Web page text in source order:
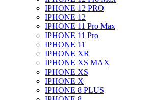
IPHONE 12 PRO
IPHONE 12
IPHONE 11 Pro Max
IPHONE 11 Pro
IPHONE 11
IPHONE XR
IPHONE XS MAX
IPHONE XS
IPHONE X
IPHONE 8 PLUS